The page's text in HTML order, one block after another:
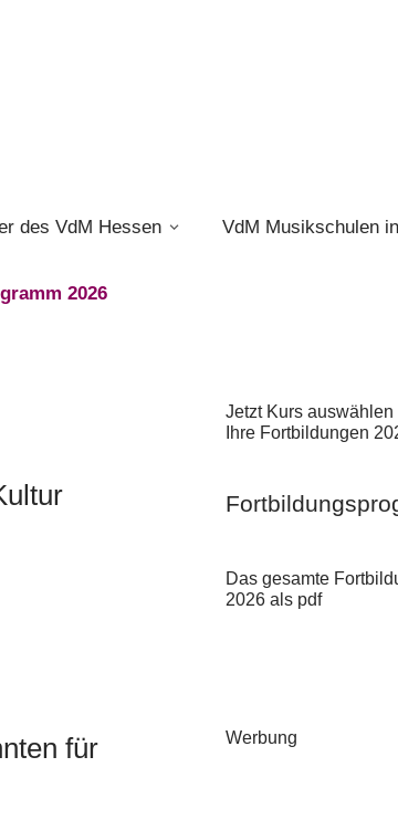
des VdM Hessen VdM Musikschulen
2026
für
Jetzt Kurs auswählen
Ihre Fortbildungen
Das gesamte
2026 als pdf
Werbung